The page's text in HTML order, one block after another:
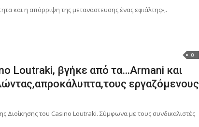
και η απόρριψη της μετανάστευσης ένας εφιάλτης»,.
0
Loutraki, βγήκε από τα…Armani και
εργαζόμενους
Διοίκησης του Casino Loutraki. Σύμφωνα με τους συνδικαλιστές